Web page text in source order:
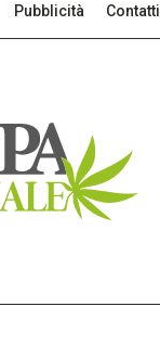
Pubblicità Contatti